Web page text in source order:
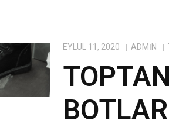
EYLÜL 11, 2020 ADMIN
BOTLAR